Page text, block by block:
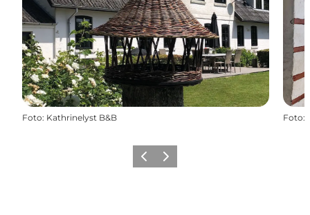
Foto: Kathrinelyst B&B Foto:
ForrigeNæste